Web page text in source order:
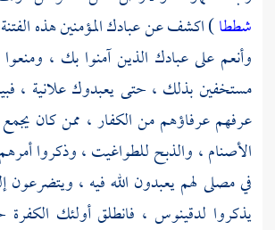
شططا) اكشف عن عبادك المؤمنين هذه
وأنعم على عبادك الذين آمنوا بك ،
مستخفين بذلك ، حتى يعبدوك علانية ،
عرفهم عرفاؤهم من الكفار ، ممن كان يجمع
الأصنام ، والذبح للطواغيت ، وذكروا
في مصلى لهم يعبدون الله فيه ، ويتضرعون
يذكروا لدقينوس ، فانطلق أولئك